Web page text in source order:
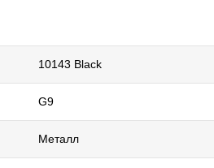
10143 Black
G9
Металл